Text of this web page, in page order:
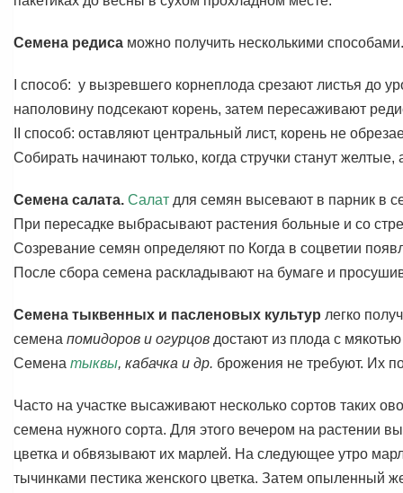
Семена редиса можно получить несколькими способами.
I способ: у вызревшего корнеплода срезают листья до
наполовину подсекают корень, затем пересаживают
II способ: оставляют центральный лист, корень не
Собирать начинают только, когда стручки станут
Семена салата. Салат для семян высевают в парник в
При пересадке выбрасывают растения больные и со
Созревание семян определяют по Когда в соцветии
После сбора семена раскладывают на бумаге и
Семена тыквенных и пасленовых культур легко
семена помидоров и огурцов достают из плода с
Семена тыквы, кабачка и др. брожения не требуют. Их
Часто на участке высаживают несколько сортов таких
семена нужного сорта. Для этого вечером на растении
цветка и обвязывают их марлей. На следующее утро
тычинками пестика женского цветка. Затем опыленный